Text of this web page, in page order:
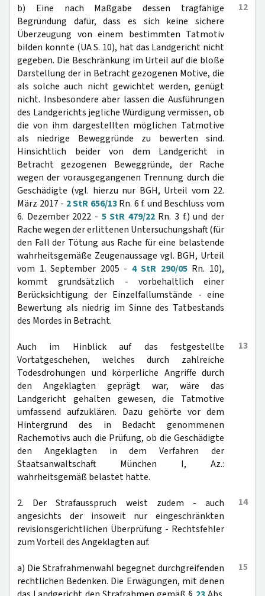
12
b) Eine nach Maßgabe dessen tragfähige
Begründung dafür, dass es sich keine sichere
Überzeugung von einem bestimmten Tatmotiv
bilden konnte (UA S. 10), hat das Landgericht nicht
gegeben. Die Beschränkung im Urteil auf die bloße
Darstellung der in Betracht gezogenen Motive, die
als solche auch nicht gewichtet werden, genügt
nicht. Insbesondere aber lassen die Ausführungen
des Landgerichts jegliche Würdigung vermissen, ob
die von ihm dargestellten möglichen Tatmotive
als niedrige Beweggründe zu bewerten sind.
Hinsichtlich beider von dem Landgericht in
Betracht gezogenen Beweggründe, der Rache
wegen der vorausgegangenen Trennung durch die
Geschädigte (vgl. hierzu nur BGH, Urteil vom 22.
März 2017 - 2 StR 656/13Rn. 6 f. und Beschluss vom
6. Dezember 2022 - 5 StR 479/22Rn. 3 f.) und der
Rache wegen der erlittenen Untersuchungshaft (für
den Fall der Tötung aus Rache für eine belastende
wahrheitsgemäße Zeugenaussage vgl. BGH, Urteil
vom 1. September 2005 - 4 StR 290/05Rn. 10),
kommt grundsätzlich - vorbehaltlich einer
Berücksichtigung der Einzelfallumstände - eine
Bewertung als niedrig im Sinne des Tatbestands
des Mordes in Betracht.
13
Auch im Hinblick auf das festgestellte
Vortatgeschehen, welches durch zahlreiche
Todesdrohungen und körperliche Angriffe durch
den Angeklagten geprägt war, wäre das
Landgericht gehalten gewesen, die Tatmotive
umfassend aufzuklären. Dazu gehörte vor dem
Hintergrund des in Bedacht genommenen
Rachemotivs auch die Prüfung, ob die Geschädigte
den Angeklagten in dem Verfahren der
Staatsanwaltschaft München I, Az.:
wahrheitsgemäß belastet hatte.
14
2. Der Strafausspruch weist zudem - auch
angesichts der insoweit nur eingeschränkten
revisionsgerichtlichen Überprüfung - Rechtsfehler
zum Vorteil des Angeklagten auf.
15
a) Die Strafrahmenwahl begegnet durchgreifenden
rechtlichen Bedenken. Die Erwägungen, mit denen